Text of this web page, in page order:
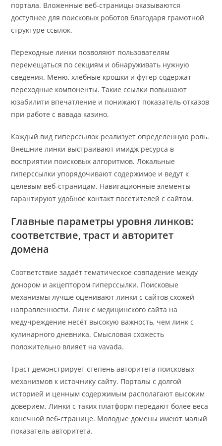
портала. Вложенные веб-страницы оказываются
доступнее для поисковых роботов благодаря грамотной
структуре ссылок.
Переходные линки позволяют пользователям
перемещаться по секциям и обнаруживать нужную
сведения. Меню, хлебные крошки и футер содержат
переходные компоненты. Такие ссылки повышают
юзабилити впечатление и понижают показатель отказов
при работе с вавада казино.
Каждый вид гиперссылок реализует определенную роль.
Внешние линки выстраивают имидж ресурса в
восприятии поисковых алгоритмов. Локальные
гиперссылки упорядочивают содержимое и ведут к
целевым веб-страницам. Навигационные элементы
гарантируют удобное контакт посетителей с сайтом.
Главные параметры уровня линков:
соответствие, траст и авторитет
домена
Соответствие задаёт тематическое совпадение между
донором и акцептором гиперссылки. Поисковые
механизмы лучше оценивают линки с сайтов схожей
направленности. Линк с медицинского сайта на
медучреждение несёт высокую важность, чем линк с
кулинарного дневника. Смысловая схожесть
положительно влияет на vavada.
Траст демонстрирует степень авторитета поисковых
механизмов к источнику сайту. Порталы с долгой
историей и ценным содержимым располагают высоким
доверием. Линки с таких платформ передают более веса
конечной веб-странице. Молодые домены имеют малый
показатель авторитета.